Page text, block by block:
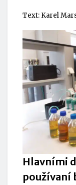
Text: Karel
Hlavními
používaní